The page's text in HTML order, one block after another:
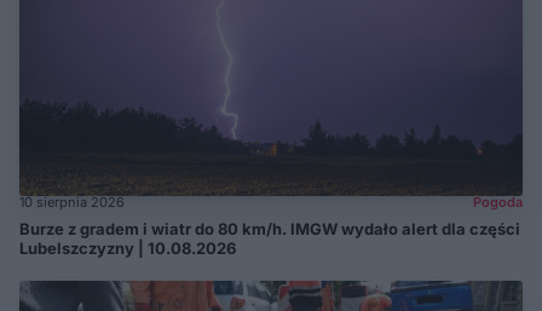
10 sierpnia 2026 Pogoda
Burze z gradem i wiatr do 80 km/h. IMGW wydało alert dla części
Lubelszczyzny | 10.08.2026